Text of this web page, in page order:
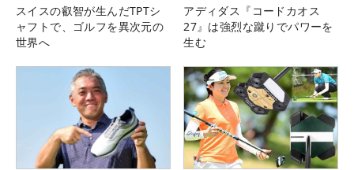
スイスの叡智が生んだTPTシ
ャフトで、ゴルフを異次元の
世界へ
アディダス『コードカオス
27』は強烈な蹴りでパワーを
生む